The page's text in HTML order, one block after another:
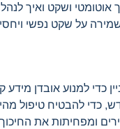
ושקט ואיך
על שקט נפשי
כדי למנוע אובדן
כדי להבטיח טיפול
ומפחיתות את